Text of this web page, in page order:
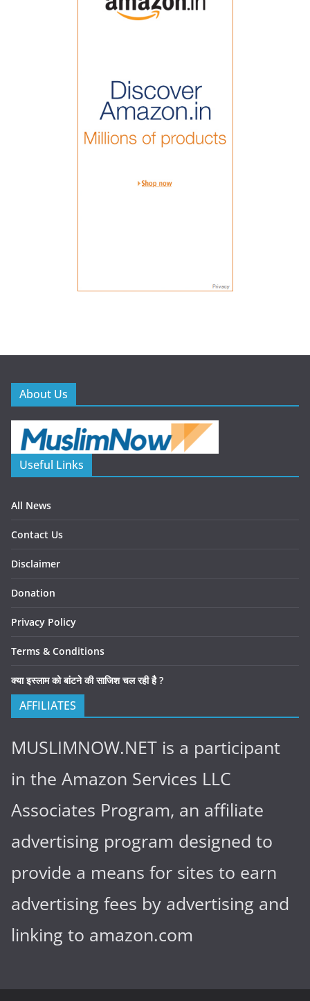
About Us
Useful Links
All News
Contact Us
Disclaimer
Donation
Privacy Policy
Terms & Conditions
क्या इस्लाम को बांटने की साजिश चल रही है ?
AFFILIATES
MUSLIMNOW.NET is a participant
in the Amazon Services LLC
Associates Program, an affiliate
advertising program designed to
provide a means for sites to earn
advertising fees by advertising and
linking to amazon.com